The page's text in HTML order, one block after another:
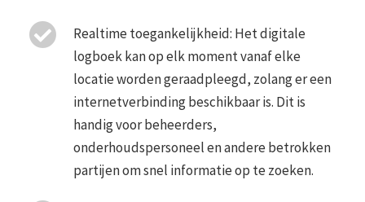
Realtime toegankelijkheid: Het digitale
logboek kan op elk moment vanaf elke
locatie worden geraadpleegd, zolang er een
internetverbinding beschikbaar is. Dit is
handig voor beheerders,
onderhoudspersoneel en andere betrokken
partijen om snel informatie op te zoeken.